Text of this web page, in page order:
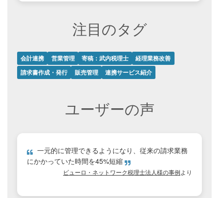
注目のタグ
会計連携 営業管理 寄稿：武内税理士
経理業務改善
請求書作成・発行
販売管理 連携サービス紹介
ユーザーの声
一元的に管理できるようになり、従来の請求業務
にかかっていた時間を45%短縮
ビューロ・ネットワーク税理士法人様の事例より